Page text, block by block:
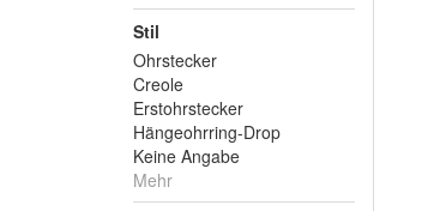
Stil
Ohrstecker
Creole
Erstohrstecker
Hängeohrring-Drop
Keine Angabe
Mehr